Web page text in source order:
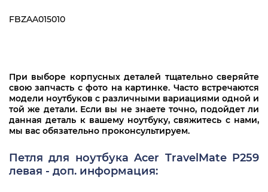
FBZAA015010
При выборе корпусных деталей тщательно сверяйте
свою запчасть с фото на картинке. Часто встречаются
модели ноутбуков с различными вариациями одной и
той же детали. Если вы не знаете точно, подойдет ли
данная деталь к вашему ноутбуку, свяжитесь с нами,
мы вас обязательно проконсультируем.
Петля для ноутбука Acer TravelMate P259
левая - доп. информация: